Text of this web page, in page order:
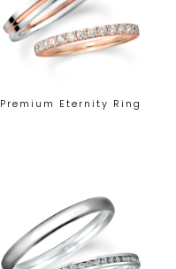
Premium Eternity Ring